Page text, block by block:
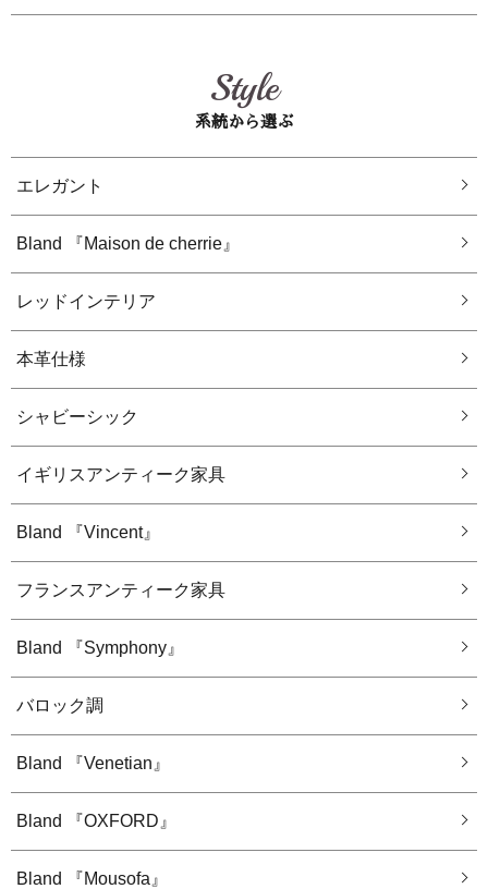
Style
系統から選ぶ
エレガント
Bland 『Maison de cherrie』
レッドインテリア
本革仕様
シャビーシック
イギリスアンティーク家具
Bland 『Vincent』
フランスアンティーク家具
Bland 『Symphony』
バロック調
Bland 『Venetian』
Bland 『OXFORD』
Bland 『Mousofa』